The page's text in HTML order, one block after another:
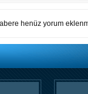
henüz yorum